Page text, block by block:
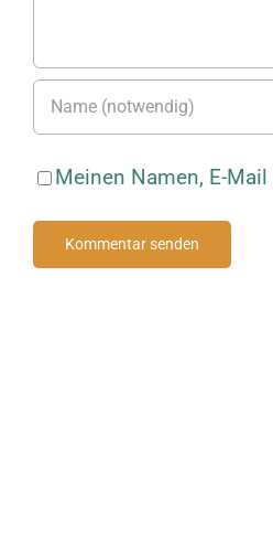
Meinen Namen, E-